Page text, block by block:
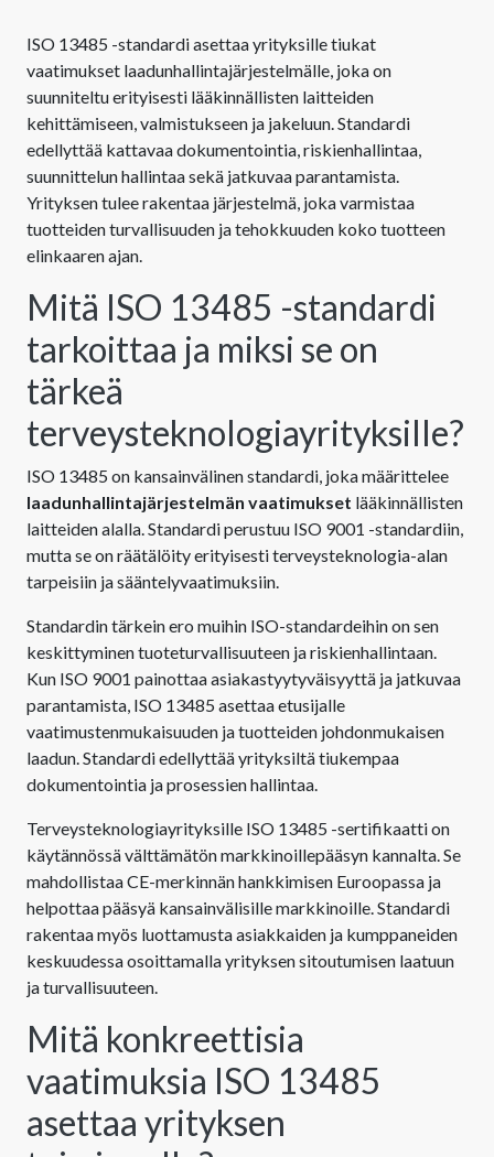
ISO 13485 -standardi asettaa yrityksille tiukat
vaatimukset laadunhallintajärjestelmälle, joka on
suunniteltu erityisesti lääkinnällisten laitteiden
kehittämiseen, valmistukseen ja jakeluun. Standardi
edellyttää kattavaa dokumentointia, riskienhallintaa,
suunnittelun hallintaa sekä jatkuvaa parantamista.
Yrityksen tulee rakentaa järjestelmä, joka varmistaa
tuotteiden turvallisuuden ja tehokkuuden koko tuotteen
elinkaaren ajan.
Mitä ISO 13485 -standardi
tarkoittaa ja miksi se on
tärkeä
terveysteknologiayrityksille?
ISO 13485 on kansainvälinen standardi, joka määrittelee
laadunhallintajärjestelmän vaatimukset lääkinnällisten
laitteiden alalla. Standardi perustuu ISO 9001 -standardiin,
mutta se on räätälöity erityisesti terveysteknologia-alan
tarpeisiin ja sääntelyvaatimuksiin.
Standardin tärkein ero muihin ISO-standardeihin on sen
keskittyminen tuoteturvallisuuteen ja riskienhallintaan.
Kun ISO 9001 painottaa asiakastyytyväisyyttä ja jatkuvaa
parantamista, ISO 13485 asettaa etusijalle
vaatimustenmukaisuuden ja tuotteiden johdonmukaisen
laadun. Standardi edellyttää yrityksiltä tiukempaa
dokumentointia ja prosessien hallintaa.
Terveysteknologiayrityksille ISO 13485 -sertifikaatti on
käytännössä välttämätön markkinoillepääsyn kannalta. Se
mahdollistaa CE-merkinnän hankkimisen Euroopassa ja
helpottaa pääsyä kansainvälisille markkinoille. Standardi
rakentaa myös luottamusta asiakkaiden ja kumppaneiden
keskuudessa osoittamalla yrityksen sitoutumisen laatuun
ja turvallisuuteen.
Mitä konkreettisia
vaatimuksia ISO 13485
asettaa yrityksen